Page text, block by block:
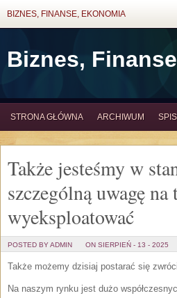
BIZNES, FINANSE, EKONOMIA
Biznes, Finanse
STRONA GŁÓWNA ARCHIWUM
Także jesteśmy w
szczególną uwagę
wyeksploatować
POSTED BY ADMIN ON SIERPIEŃ - 13 - 2025
Także możemy dzisiaj postarać się
Na naszym rynku jest dużo